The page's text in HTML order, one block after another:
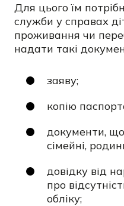
Для цього їм
служби у справах
проживання чи
надати такі
заяву;
копію
документи,
сімейні,
довідку від
про
обліку;